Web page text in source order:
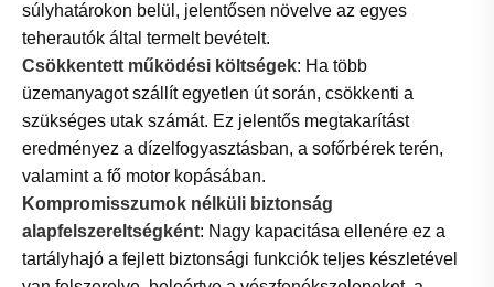
súlyhatárokon belül, jelentősen növelve az egyes
teherautók által termelt bevételt.
Csökkentett működési költségek: Ha több
üzemanyagot szállít egyetlen út során, csökkenti a
szükséges utak számát. Ez jelentős megtakarítást
eredményez a dízelfogyasztásban, a sofőrbérek terén,
valamint a fő motor kopásában.
Kompromisszumok nélküli biztonság
alapfelszereltségként: Nagy kapacitása ellenére ez a
tartályhajó a fejlett biztonsági funkciók teljes készletével